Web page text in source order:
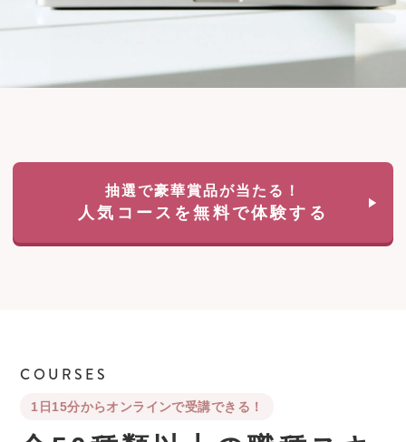
抽選で豪華賞品が当たる！
人気コースを無料で体験する
COURSES
1日15分からオンラインで受講できる！